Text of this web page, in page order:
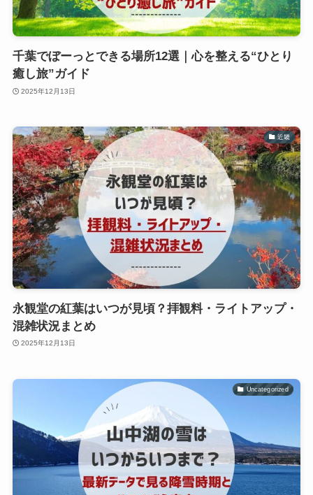
千葉でぼーっとできる場所12選｜心を整える“ひとり
癒し旅”ガイド
2025年12月13日
近畿
永観堂の紅葉はいつが見頃？拝観料・ライトアップ・
混雑状況まとめ
2025年12月13日
Uncategorized